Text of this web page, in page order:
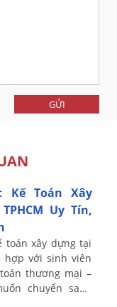
GỬI
Uy Tín,
toán xây dựng tại
hợp với sinh viên
thương mại –
chuyển sang